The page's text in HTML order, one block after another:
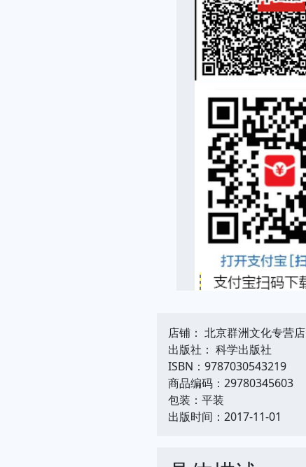
店铺： 北京群洲文化专营店
出版社： 科学出版社
ISBN：9787030543219
商品编码：29780345603
包装：平装
出版时间：2017-11-01